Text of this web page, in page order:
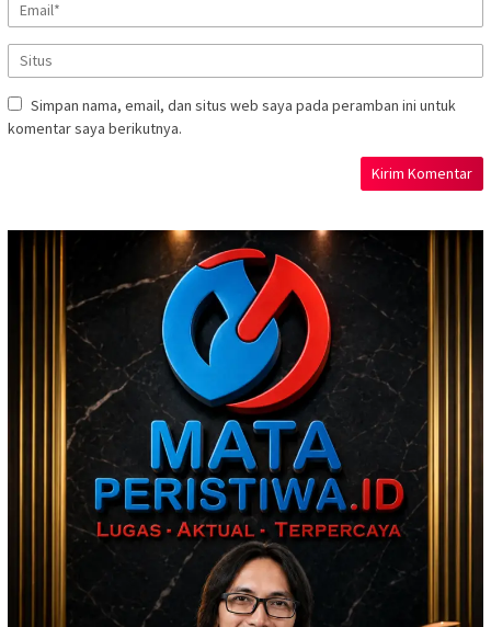
Simpan nama, email, dan situs web saya pada peramban ini untuk
komentar saya berikutnya.